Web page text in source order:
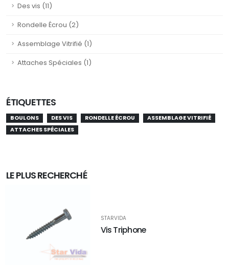
Des vis (11)
Rondelle Écrou (2)
Assemblage Vitrifié (1)
Attaches Spéciales (1)
ÉTIQUETTES
BOULONS DES VIS RONDELLE ÉCROU
ASSEMBLAGE VITRIFIÉ
ATTACHES SPÉCIALES
LE PLUS RECHERCHÉ
STARVIDA
Vis Triphone